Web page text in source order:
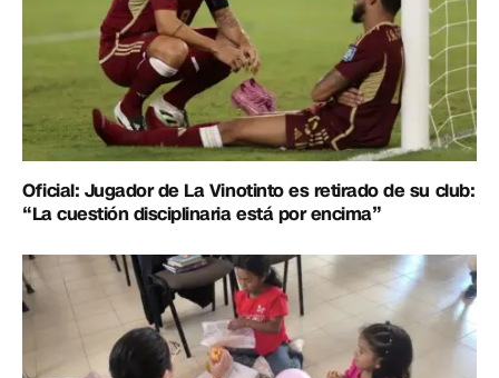
Oficial: Jugador de La Vinotinto es retirado de su club:
“La cuestión disciplinaria está por encima”